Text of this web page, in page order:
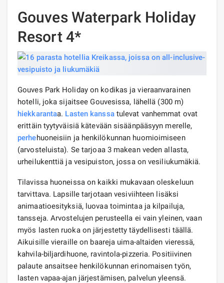
Gouves Waterpark Holiday
Resort 4*
Gouves Park Holiday on kodikas ja vieraanvarainen
hotelli, joka sijaitsee Gouvesissa, lähellä (300 m)
hiekkarantaa. Lasten kanssatulevat vanhemmat ovat
erittäin tyytyväisiä kätevään sisäänpääsyyn merelle,
perhehuoneisiin ja henkilökunnan huomioimiseen
(arvosteluista). Se tarjoaa 3 makean veden allasta,
urheilukenttiä ja vesipuiston, jossa on vesiliukumäkiä.
Tilavissa huoneissa on kaikki mukavaan oleskeluun
tarvittava. Lapsille tarjotaan vesiviihteen lisäksi
animaatioesityksiä, luovaa toimintaa ja kilpailuja,
tansseja. Arvostelujen perusteella ei vain yleinen, vaan
myös lasten ruoka on järjestetty täydellisesti täällä.
Aikuisille vieraille on baareja uima-altaiden vieressä,
kahvila-biljardihuone, ravintola-pizzeria. Positiivinen
palaute ansaitsee henkilökunnan erinomaisen työn,
lasten vapaa-ajan järjestämisen, palvelun yleensä.